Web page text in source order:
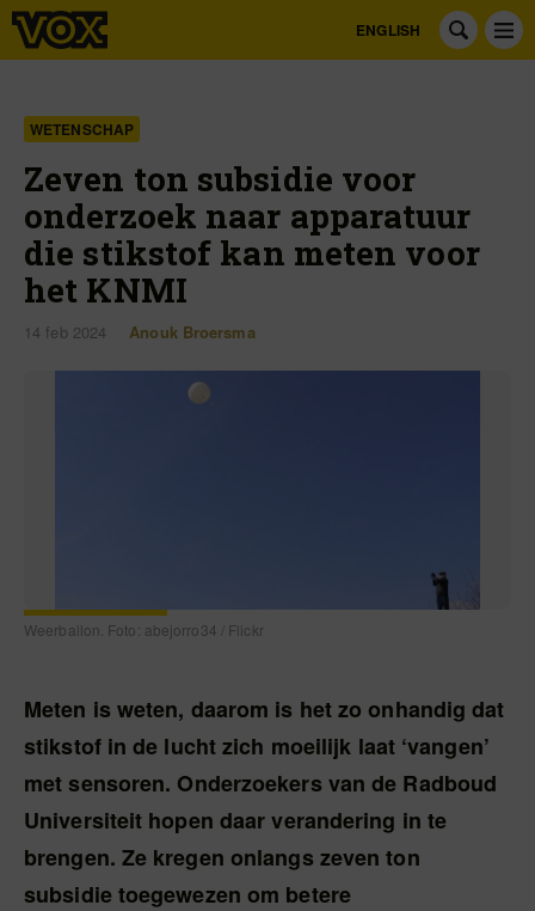
ENGLISH
WETENSCHAP
Zeven ton subsidie voor
onderzoek naar apparatuur
die stikstof kan meten voor
het KNMI
14 feb 2024 Anouk Broersma
Weerballon. Foto: abejorro34 / Flickr
Meten is weten, daarom is het zo onhandig dat
stikstof in de lucht zich moeilijk laat ‘vangen’
met sensoren. Onderzoekers van de Radboud
Universiteit hopen daar verandering in te
brengen. Ze kregen onlangs zeven ton
subsidie toegewezen om betere